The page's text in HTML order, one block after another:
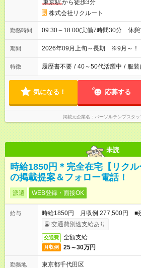
東京駅から徒歩3分
株式会社リクルート
勤務時間 09:30～18:00(実働7時間30分 休憩
期間 2026年09月上旬～長期 ※9月～！
特徴 履歴書不要 / 40～50代活躍中 / 服装
気になる！ 応募する
掲載元企業名 パーソルテンプスタッ
未読
時給1850円＊完全在宅【リク
の掲載提案＆フォロー電話！
派遣 WEB登録・面接OK
給与
時給1850円 月収例 277,500円 ■
交通費別途支給あり
交通費 全額支給
月収例 25～30万円
勤務地
東京都千代田区